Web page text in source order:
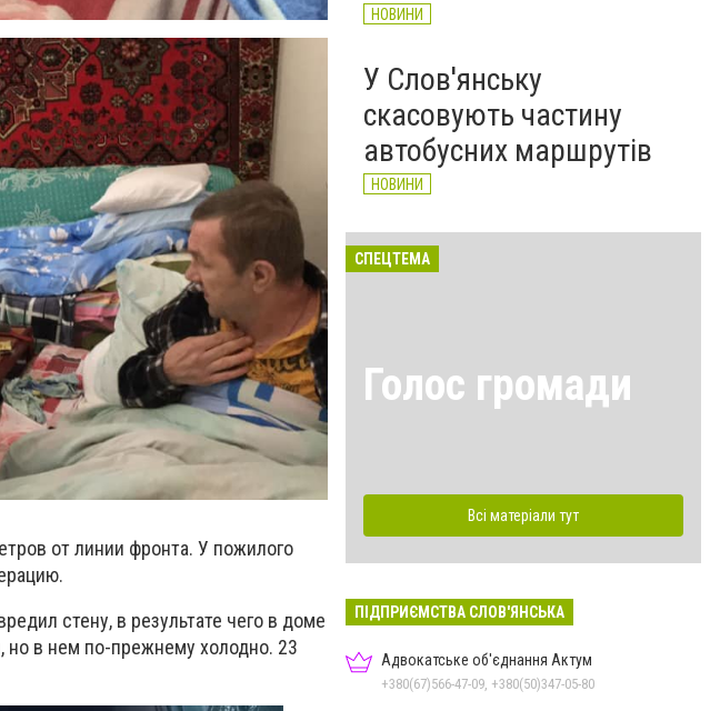
от линии фронта. У пожилого
стену, в результате чего в доме
но в нем по-прежнему холодно. 23
НОВИНИ
У Слов'янську
скасовують частину
автобусних маршрутів
НОВИНИ
СПЕЦТЕМА
Голос громади
Всі матеріали тут
ПІДПРИЄМСТВА СЛОВ'ЯНСЬКА
Адвокатське об'єднання Актум
+380(67)566-47-09, +380(50)347-05-80